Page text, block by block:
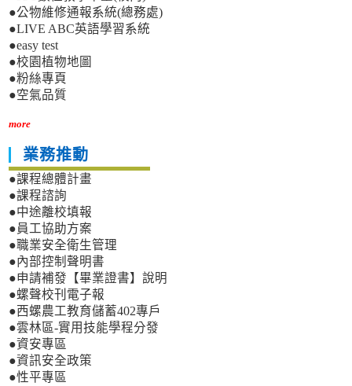
●公物維修通報系統(總務處)
●LIVE ABC英語學習系統
●easy test
●校園植物地圖
●粉絲專頁
●空氣品質
more
業務推動
●課程總體計畫
●課程諮詢
●中途離校填報
●員工協助方案
●職業安全衛生管理
●內部控制聲明書
●申請補發【畢業證書】說明
●螺聲校刊電子報
●西螺農工教育儲蓄402專戶
●雲林區-實用技能學程分發
●資安專區
●資訊安全政策
●性平專區